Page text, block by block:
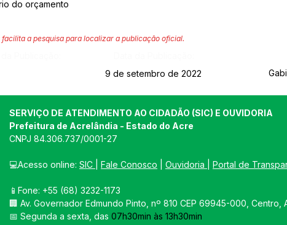
do orçamento
a pesquisa para localizar a publicação oficial.
9 de setembro de 2022
SERVIÇO DE ATENDIMENTO AO CIDADÃO (SIC) E OUVIDORIA
Prefeitura de Acrelândia - Estado do Acre
CNPJ 84.306.737/0001-27
💻Acesso online: SIC Fale Conosco Ouvidoria Portal de
📱Fone: +55 (68) 3232-1173
🏢 Av. Governador Edmundo Pinto, nº 810 CEP 69945-000, Centro,
📅 Segunda a sexta, das 07h30min às 13h30min